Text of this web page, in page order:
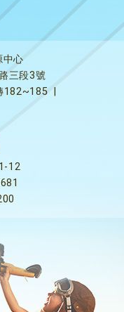
中心
三段3號
182~185
12